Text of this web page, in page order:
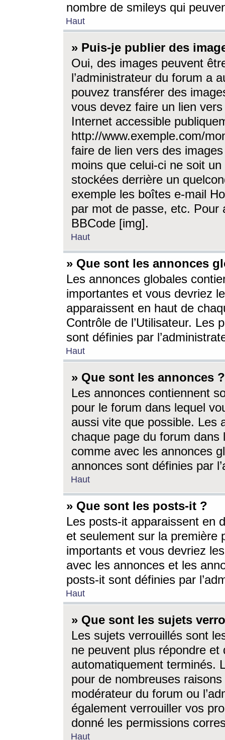
nombre de smileys qui
Haut
» Puis-je publier des
Oui, des images peuvent
l’administrateur du forum a
pouvez transférer des
vous devez faire un lien
Internet accessible
http://www.exemple.com/
faire de lien vers des
moins que celui-ci ne soit
stockées derrière un
exemple les boîtes e-mail
par mot de passe, etc. Pour
BBCode [img].
Haut
» Que sont les annonces
Les annonces globales
importantes et vous devriez
apparaissent en haut de
Contrôle de l’Utilisateur. Les
sont définies par
Haut
» Que sont les annonces ?
Les annonces contiennent
pour le forum dans lequel
aussi vite que possible. Les
chaque page du forum dans
comme avec les annonces
annonces sont définies par
Haut
» Que sont les posts-it ?
Les posts-it apparaissent en
et seulement sur la première
importants et vous devriez
avec les annonces et les
posts-it sont définies par
Haut
» Que sont les sujets
Les sujets verrouillés sont
ne peuvent plus répondre
automatiquement terminés.
pour de nombreuses
modérateur du forum ou
également verrouiller vos
donné les permissions
Haut